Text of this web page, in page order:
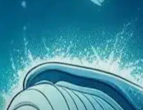
Toncoin (TON) a
augmentation
l’accumulation par les
baleines, malgré
importante de ses
soient toujours en